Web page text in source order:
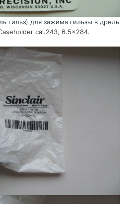
гильз) для зажима гильзы в дрель
cal.243, 6.5x284.